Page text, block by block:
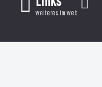
weiteres im web